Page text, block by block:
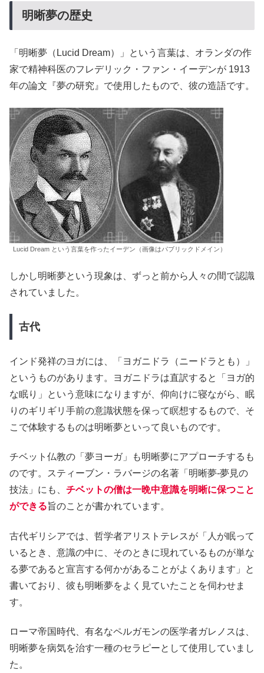
明晰夢の歴史
「明晰夢（Lucid Dream）」という言葉は、オランダの作
家で精神科医のフレデリック・ファン・イーデンが 1913
年の論文『夢の研究』で使用したもので、彼の造語です。
Lucid Dream という言葉を作ったイーデン（画像はパブリックドメイン）
しかし明晰夢という現象は、ずっと前から人々の間で認識
されていました。
古代
インド発祥のヨガには、「ヨガニドラ（ニードラとも）」
というものがあります。ヨガニドラは直訳すると「ヨガ的
な眠り」という意味になりますが、仰向けに寝ながら、眠
りのギリギリ手前の意識状態を保って瞑想するもので、そ
こで体験するものは明晰夢といって良いものです。
チベット仏教の「夢ヨーガ」も明晰夢にアプローチするも
のです。スティーブン・ラバージの名著「明晰夢-夢見の
技法」にも、 チベットの僧は一晩中意識を明晰に保つこと
ができる旨のことが書かれています。
古代ギリシアでは、哲学者アリストテレスが「人が眠って
いるとき、意識の中に、そのときに現れているものが単な
る夢であると宣言する何かがあることがよくあります」と
書いており、彼も明晰夢をよく見ていたことを伺わせま
す。
ローマ帝国時代、有名なペルガモンの医学者ガレノスは、
明晰夢を病気を治す一種のセラピーとして使用していまし
た。